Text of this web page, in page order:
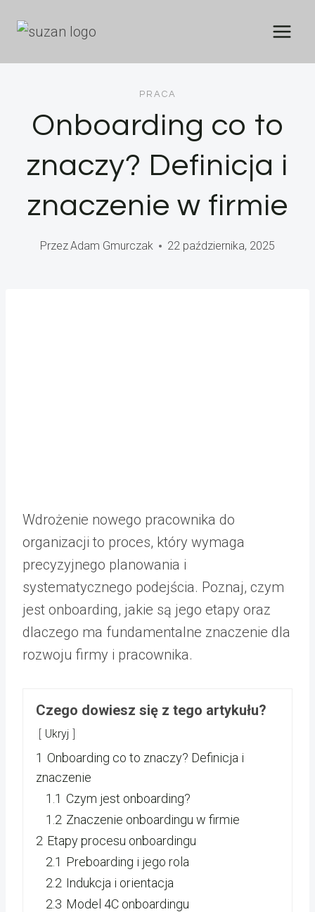
PRACA
Onboarding co to
znaczy? Definicja i
znaczenie w firmie
PrzezAdam Gmurczak 22 października, 2025
Wdrożenie nowego pracownika do
organizacji to proces, który wymaga
precyzyjnego planowania i
systematycznego podejścia. Poznaj, czym
jest onboarding, jakie są jego etapy oraz
dlaczego ma fundamentalne znaczenie dla
rozwoju firmy i pracownika.
Czego dowiesz się z tego artykułu?
Ukryj
1 Onboarding co to znaczy? Definicja i
znaczenie
1.1 Czym jest onboarding?
1.2 Znaczenie onboardingu w firmie
2 Etapy procesu onboardingu
2.1 Preboarding i jego rola
2.2 Indukcja i orientacja
2.3 Model 4C onboardingu